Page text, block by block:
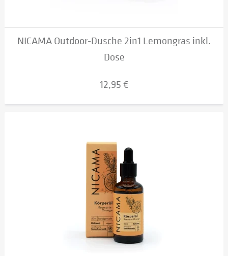
NICAMA Outdoor-Dusche 2in1 Lemongras inkl.
Dose
12,95 €